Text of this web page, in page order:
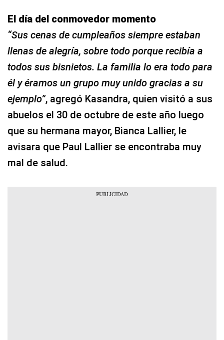
El día del conmovedor momento
“Sus cenas de cumpleaños siempre estaban
llenas de alegría, sobre todo porque recibía a
todos sus bisnietos. La familia lo era todo para
él y éramos un grupo muy unido gracias a su
ejemplo”, agregó Kasandra, quien visitó a sus
abuelos el 30 de octubre de este año luego
que su hermana mayor, Bianca Lallier, le
avisara que Paul Lallier se encontraba muy
mal de salud.